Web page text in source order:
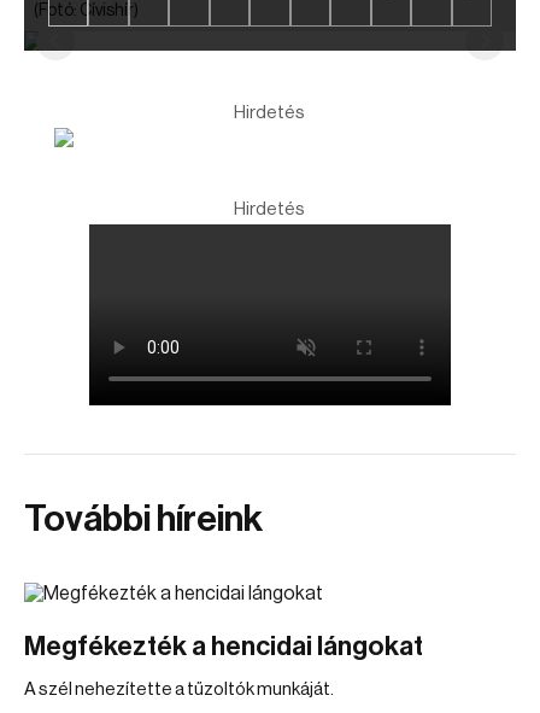
(Fotó: Cívishír)
Hirdetés
Hirdetés
További híreink
Megfékezték a hencidai lángokat
A szél nehezítette a tűzoltók munkáját.